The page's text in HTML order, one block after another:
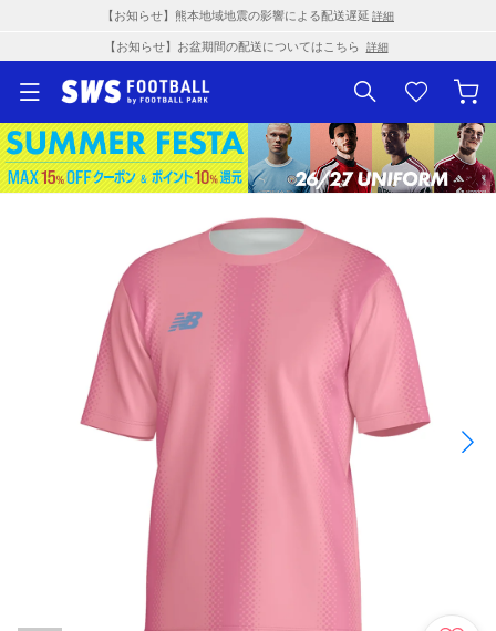
【お知らせ】熊本地域地震の影響による配送遅延 詳細
【お知らせ】お盆期間の配送についてはこちら 詳細